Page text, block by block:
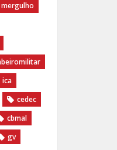
mergulho
ica
cedec
cbmal
gv